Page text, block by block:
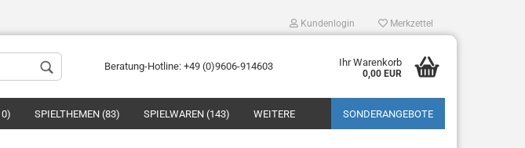
Kundenlogin Merkzettel
Beratung-Hotline: +49 (0)9606-914603 Ihr Warenkorb
0,00 EUR
SPIELTHEMEN (83) SPIELWAREN (143) SONDERANGEBOTE
WEITERE